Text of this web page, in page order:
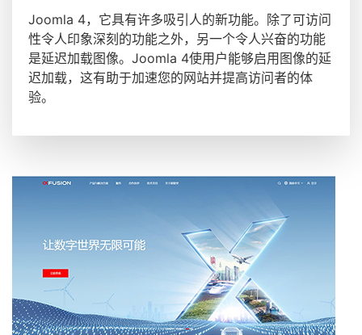
Joomla 4，它具有许多吸引人的新功能。除了可访问
性令人印象深刻的功能之外，另一个令人兴奋的功能
是延迟加载图像。Joomla 4使用户能够启用图像的延
迟加载，这有助于加速您的网站并提高访问者的体
验。